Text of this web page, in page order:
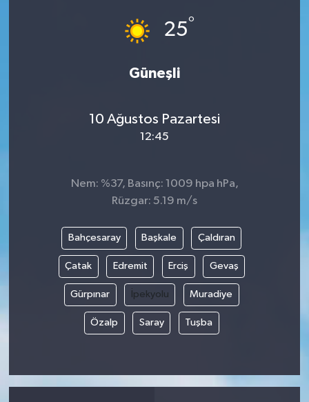
25°
Güneşli
10 Ağustos Pazartesi
12:45
Nem: %37, Basınç: 1009 hpa hPa,
Rüzgar: 5.19 m/s
Bahçesaray Başkale Çaldıran
Çatak Edremit Erciş Gevaş
Gürpınar İpekyolu Muradiye
Özalp Saray Tuşba